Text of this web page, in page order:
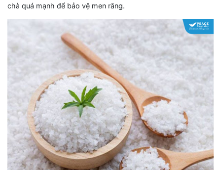
chà quá mạnh để bảo vệ men răng.